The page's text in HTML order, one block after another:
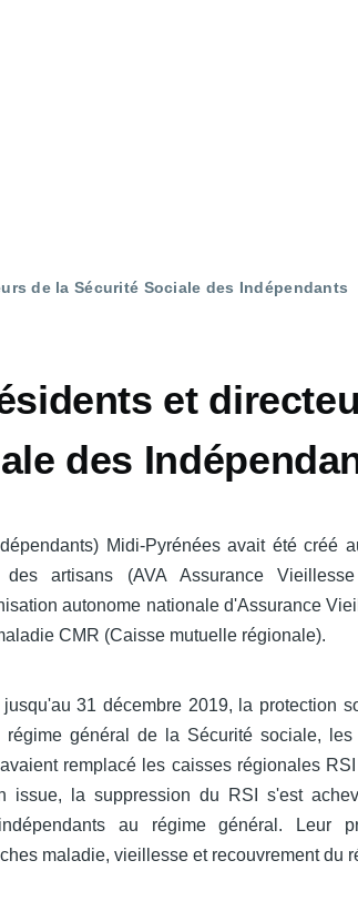
de la Sécurité Sociale des Indépendants
et
des
Midi-Pyrénées avait été créé
artisans (AVA Assurance
autonome nationale d'Assurance
CMR (Caisse mutuelle régionale).
31 décembre 2019, la protection
régime général de la Sécurité sociale,
remplacé les caisses régionales
issue, la suppression du RSI s'est
au régime général. Leur
maladie, vieillesse et recouvrement du